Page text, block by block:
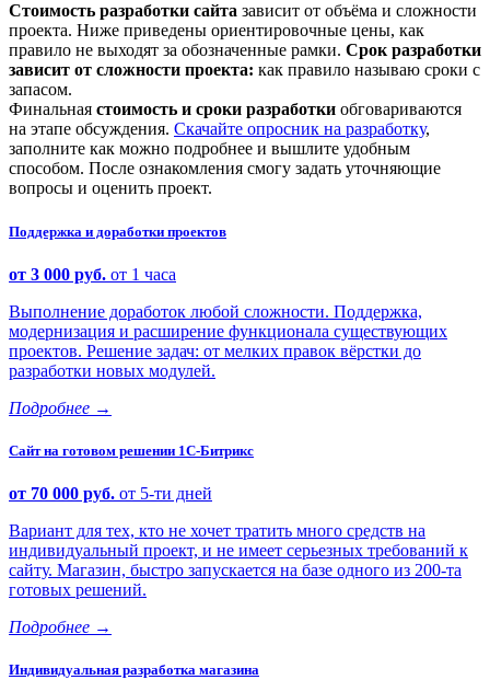
Стоимость разработки сайта зависит от объёма и сложности
проекта. Ниже приведены ориентировочные цены, как
правило не выходят за обозначенные рамки. Срок разработки
зависит от сложности проекта: как правило называю сроки с
запасом.
Финальная стоимость и сроки разработки обговариваются
на этапе обсуждения. Скачайте опросник на разработку,
заполните как можно подробнее и вышлите удобным
способом. После ознакомления смогу задать уточняющие
вопросы и оценить проект.
Поддержка и доработки проектов
от 3 000 руб. от 1 часа
Выполнение доработок любой сложности. Поддержка,
модернизация и расширение функционала существующих
проектов. Решение задач: от мелких правок вёрстки до
разработки новых модулей.
Подробнее →
Сайт на готовом решении 1С-Битрикс
от 70 000 руб. от 5-ти дней
Вариант для тех, кто не хочет тратить много средств на
индивидуальный проект, и не имеет серьезных требований к
сайту. Магазин, быстро запускается на базе одного из 200-та
готовых решений.
Подробнее →
Индивидуальная разработка магазина